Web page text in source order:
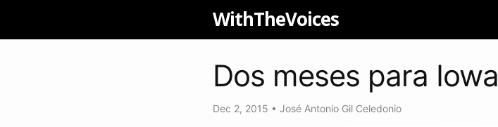
WithTheVoices
Dos meses para Iowa
Dec 2, 2015 • José Antonio Gil Celedonio